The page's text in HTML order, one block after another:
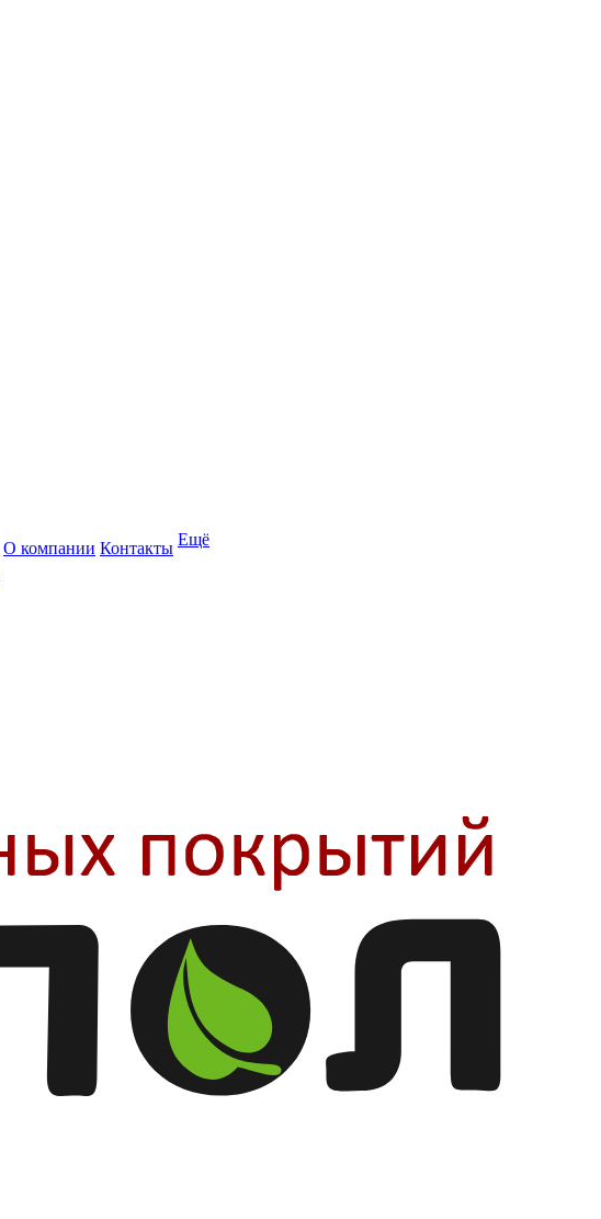
О компании Контакты Ещё